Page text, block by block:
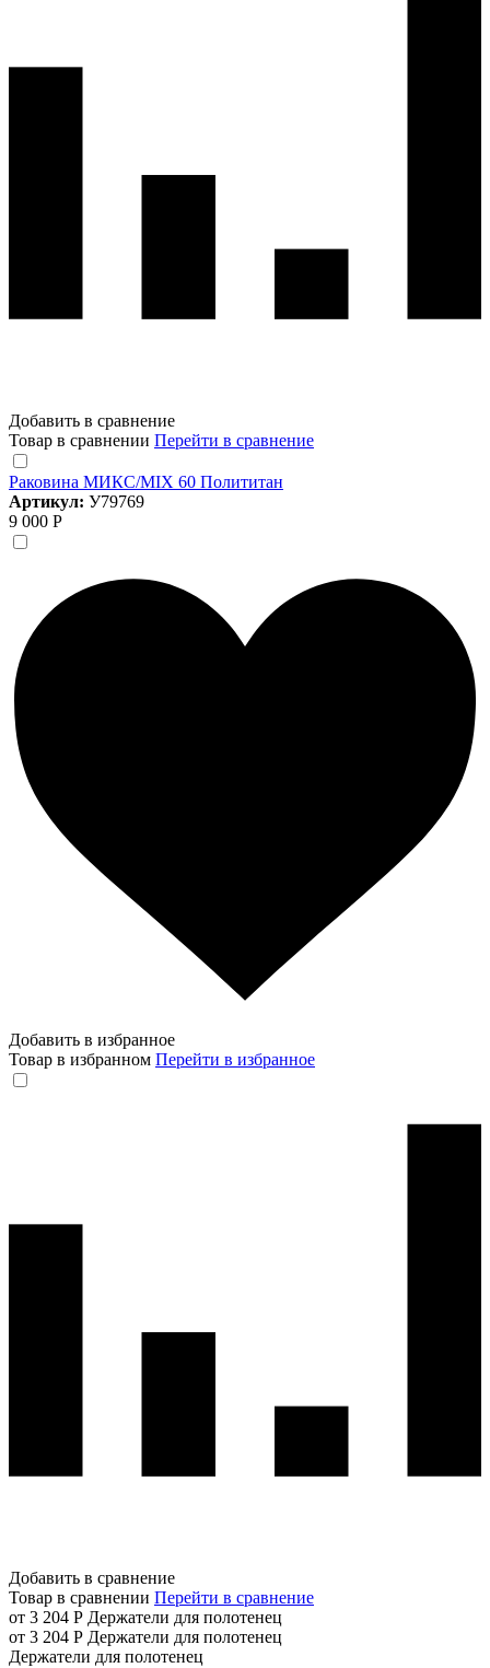
Добавить в сравнение
Товар в сравнении Перейти в сравнение
Раковина МИКС/MIX 60 Полититан
Артикул: У79769
9 000 Р
Добавить в избранное
Товар в избранном Перейти в избранное
Добавить в сравнение
Товар в сравнении Перейти в сравнение
от 3 204 Р Держатели для полотенец
от 3 204 Р Держатели для полотенец
Держатели для полотенец